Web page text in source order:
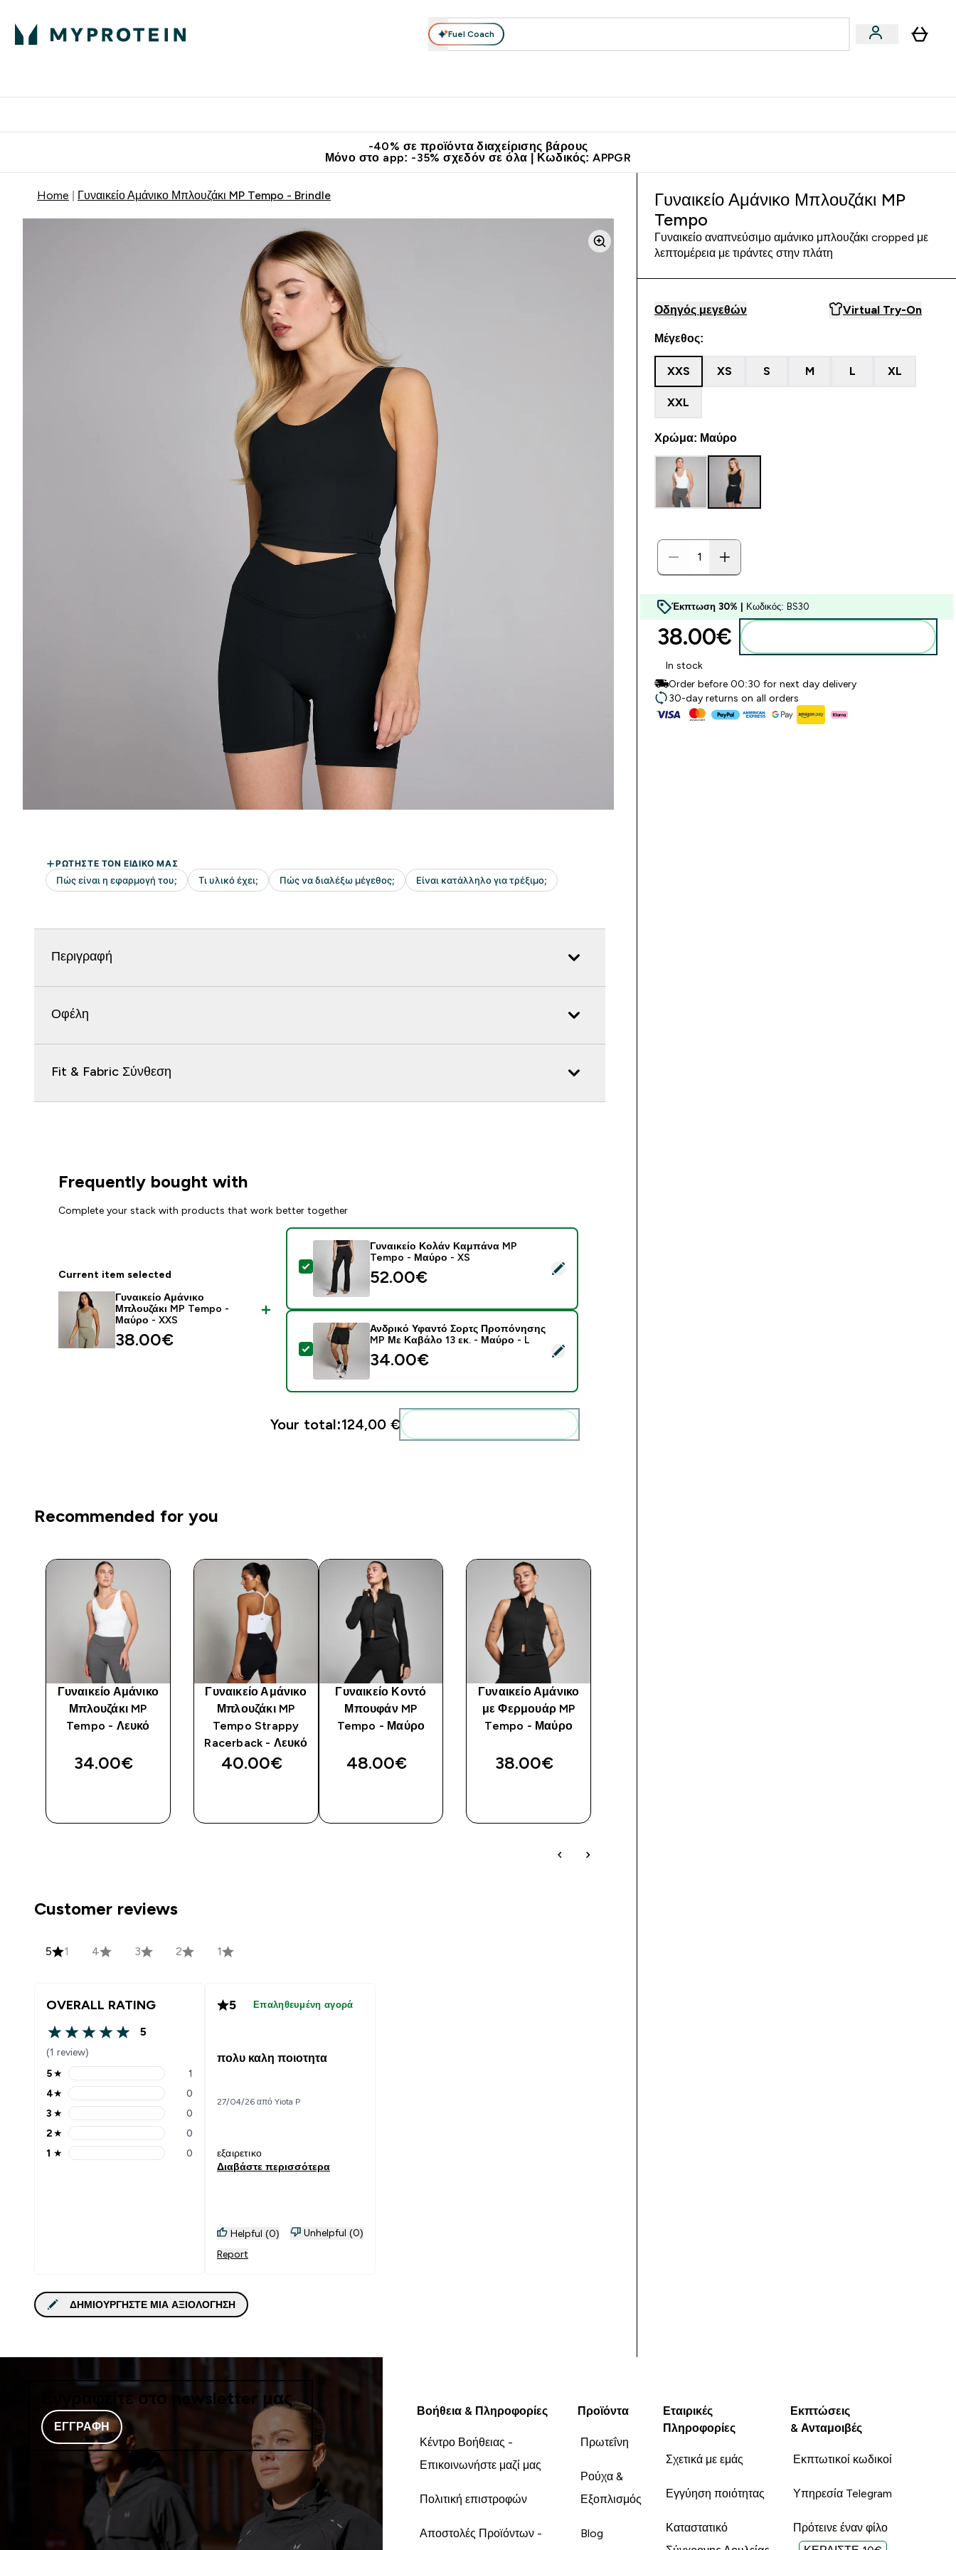
Fuel Coach
-40% σε προϊόντα διαχείρισης βάρους
Μόνο στο app: -35% σχεδόν σε όλα | Κωδικός: APPGR
Home Γυναικείο Αμάνικο Μπλουζάκι MP Tempo - Brindle
Περιγραφή
Οφέλη
Fit & Fabric Σύνθεση
Frequently bought with
Complete your stack with products that work better together
Current item selected
Γυναικείο Αμάνικο
Μπλουζάκι MP Tempo -
Μαύρο - XXS
38.00€‎
Select this product - Γυναικείο Κολάν Καμπάνα MP Tempo - Μαύρο - XS
Γυναικείο Κολάν Καμπάνα MP
Tempo - Μαύρο - XS
52.00€‎
Select this product - Ανδρικό Υφαντό Σορτς Προπόνησης MP Με Καβάλο 13 εκ. - Μαύρο - L
Ανδρικό Υφαντό Σορτς Προπόνησης
MP Με Καβάλο 13 εκ. - Μαύρο - L
34.00€‎
Your total:124,00 €‎
Recommended for you
Γυναικείο Αμάνικο
Μπλουζάκι MP
Tempo - Λευκό
34.00€‎
Γυναικείο Αμάνικο
Μπλουζάκι MP
Tempo Strappy
Racerback - Λευκό
40.00€‎
Γυναικείο Κοντό
Μπουφάν MP
Tempo - Μαύρο
48.00€‎
Γυναικείο Αμάνικο
με Φερμουάρ MP
Tempo - Μαύρο
38.00€‎
Customer reviews
5 1 4 3 2 1
OVERALL RATING
5 out of 5 stars
5
(1 review)
5 stars rating 1 reviews
5★ 1
4 stars rating 0 reviews
4★ 0
3 stars rating 0 reviews
3 ★ 0
2 stars rating 0 reviews
2★ 0
1 stars rating 0 reviews
1 ★ 0
5 Επαληθευμένη αγορά
πολυ καλη ποιοτητα
27/04/26 από Yiota P
εξαιρετικο
Διαβάστε περισσότερα
Helpful (0)
Unhelpful (0)
Report
ΔΗΜΙΟΥΡΓΉΣΤΕ ΜΙΑ ΑΞΙΟΛΌΓΗΣΗ
Γυναικείο Αμάνικο Μπλουζάκι MP
Tempo
Γυναικείο αναπνεύσιμο αμάνικο μπλουζάκι cropped με
λεπτομέρεια με τιράντες στην πλάτη
Οδηγός μεγεθών Virtual Try-On
Μέγεθος:
XXS XS S M L XL
XXL
Χρώμα: Μαύρο
Έκπτωση 30% | Κωδικός: BS30
38.00€‎
In stock
Order before 00:30 for next day delivery
30-day returns on all orders
Εγγραφείτε στο newsletter μας
ΕΓΓΡΑΦΉ
Βοήθεια & Πληροφορίες
Κέντρο Βοήθειας -
Επικοινωνήστε μαζί μας
Πολιτική επιστροφών
Αποστολές Προϊόντων -
Προϊόντα
Πρωτεΐνη
Ρούχα &
Εξοπλισμός
Blog
Εταιρικές
Πληροφορίες
Σχετικά με εμάς
Εγγύηση ποιότητας
Καταστατικό
Εκπτώσεις
& Ανταμοιβές
Εκπτωτικοί κωδικοί
Υπηρεσία Telegram
Πρότεινε έναν φίλο